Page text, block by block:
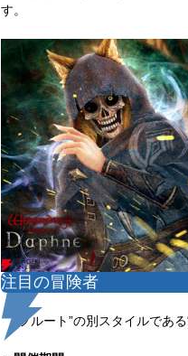
す。
注目の冒険者
“フルート”の別スタイルである